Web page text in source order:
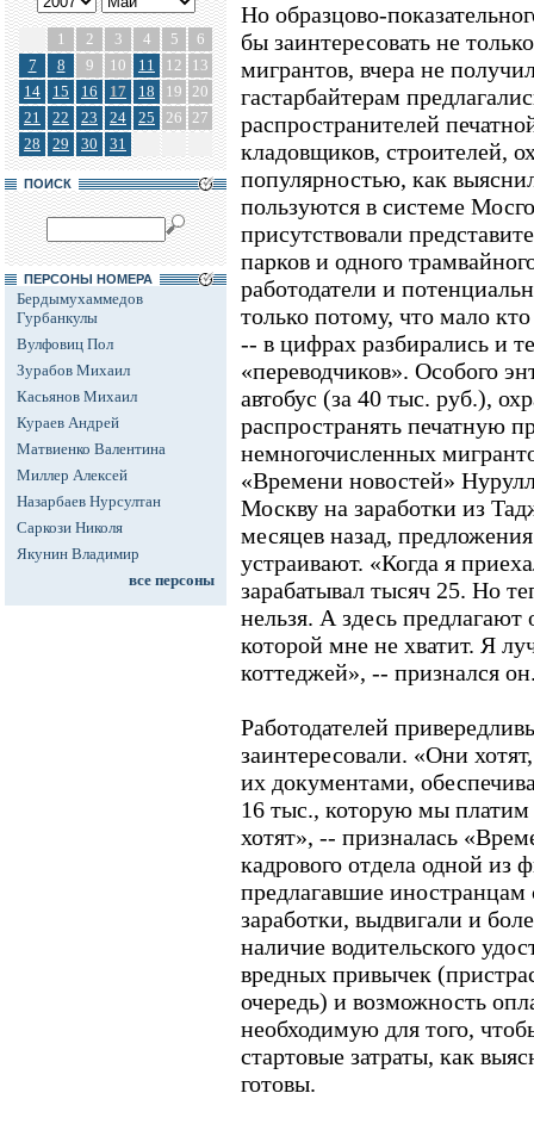
1 2 3 4 5
6
7
8 9 10 11 12
13
14
15 16 17 18 19 20
21
22 23 24 25 26 27
28
29 30 31
ПОИСК
ПЕРСОНЫ НОМЕРА
Бердымухаммедов
Гурбанкулы
Вулфовиц Пол
Зурабов Михаил
Касьянов Михаил
Кураев Андрей
Матвиенко Валентина
Миллер Алексей
Назарбаев Нурсултан
Саркози Николя
Якунин Владимир
все персоны
Но образцово-
бы заинтересовать не
мигрантов, вчера не
гастарбайтерам
распространителей
кладовщиков, строителей,
популярностью, как
пользуются в системе
присутствовали
парков и одного
работодатели и
только потому, что мало
-- в цифрах разбирались и
«переводчиков». Особого
автобус (за 40 тыс. руб.),
распространять печатную
немногочисленных
«Времени новостей»
Москву на заработки из
месяцев назад,
устраивают. «Когда я
зарабатывал тысяч 25. Но
нельзя. А здесь предлагают
которой мне не хватит. Я
коттеджей», -- признался
Работодателей
заинтересовали. «Они
их документами,
16 тыс., которую мы платим
хотят», -- призналась
кадрового отдела одной из
предлагавшие
заработки, выдвигали и
наличие водительского
вредных привычек
очередь) и возможность
необходимую для того,
стартовые затраты, как
готовы.